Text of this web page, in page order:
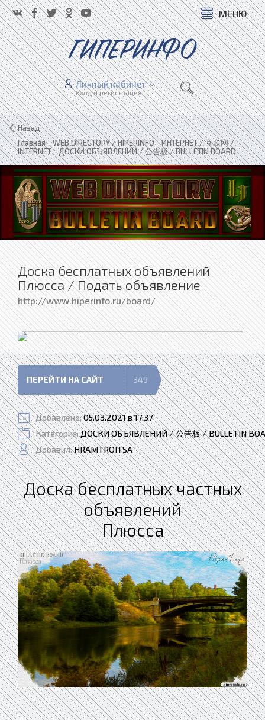
МЕНЮ
ГИПЕРИНФО
Личный кабинет
Вход и регистрация
Назад
Главная»WEB DIRECTORY / HIPERINFO»ИНТЕРНЕТ / 互联网 /
INTERNET»ДОСКИ ОБЪЯВЛЕНИЙ / 公告板 / BULLETIN BOARD
Доска бесплатных объявлений
Плюсса / Подать объявление
http://www.hiperinfo.ru/board/
ПЕРЕЙТИ НА САЙТ 349
Добавлено:05.03.2021 в 17:37
Категория:ДОСКИ ОБЪЯВЛЕНИЙ / 公告板 / BULLETIN
Добавил:HRAMTROITSA
Доска бесплатных частных
объявлений
Плюсса